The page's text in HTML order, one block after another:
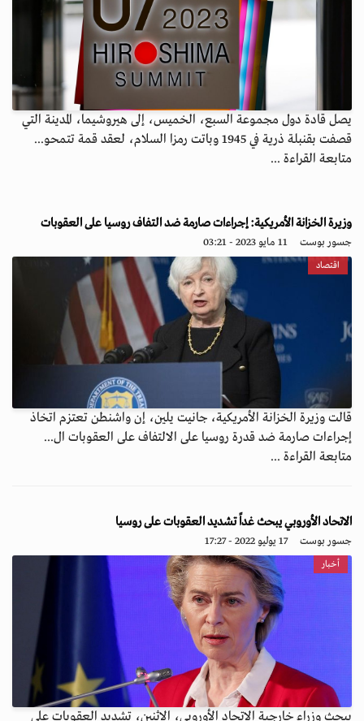
يصل قادة دول مجموعة السبع، الخميس، إلى هيروشيما، المدينة التي
قصفت بقنبلة ذرية في 1945 وباتت رمزا السلام، لعقد قمة تتمحو...
متابعة القراءة ...
وزيرة الخزانة الأمريكية: إجراءات صارمة ضد التفاف روسيا على العقوبات
جسور بوست 11 مايو 2023 - 03:21
اقتصاد
قالت وزيرة الخزانة الأمريكية، جانيت يلين، إن واشنطن تعتزم اتخاذ
إجراءات صارمة ضد قدرة روسيا على الالتفاف على العقوبات ال...
متابعة القراءة ...
الاتحاد الأوروبي يبحث غداً تشديد العقوبات على روسيا
جسور بوست 17 يوليو 2022 - 17:27
أخبار
يبحث وزراء خارجية الاتحاد الأوروبي، الاثنين، تشديد العقوبات على